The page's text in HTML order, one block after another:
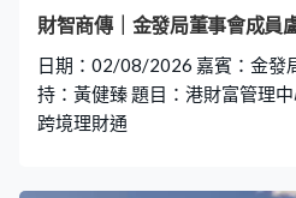
財智商傳｜金發局董事會成員
日期：02/08/2026 嘉賓：金發
持：黃健臻 題目：港財富管理
跨境理財通